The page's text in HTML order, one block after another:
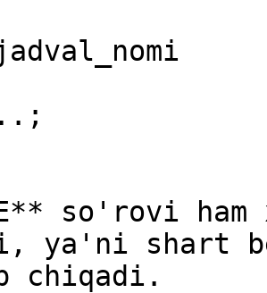
jadval_nomi
so'rovi ham
ya'ni shart
chiqadi.